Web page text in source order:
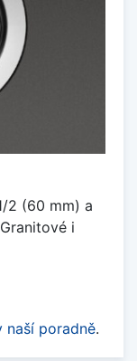
2 (60 mm) a
i
naší poradně.